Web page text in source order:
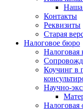
Наша
Контакты
Реквизиты
Старая
Налоговое бюро
Налоговая
Коучинг в
Научно-
Налоговая